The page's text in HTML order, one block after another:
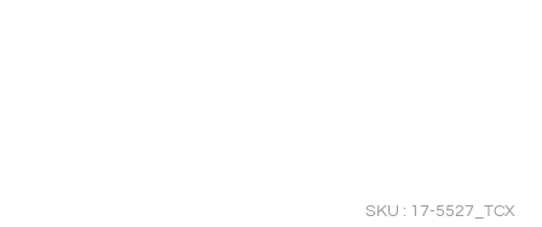
SKU : 17-5527_TCX